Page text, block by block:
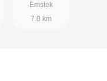
Emstek
7.0 km